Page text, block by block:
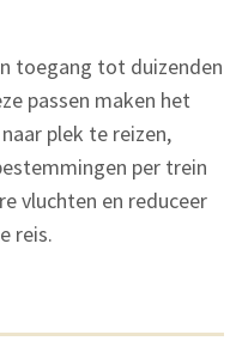
toegang tot duizenden
passen maken het
plek te reizen,
per trein
vluchten en reduceer
reis.